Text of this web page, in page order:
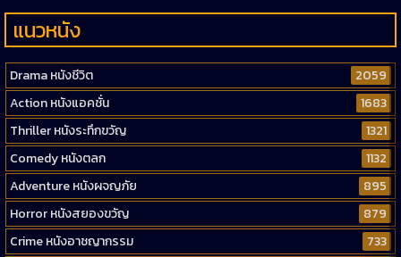
แนวหนัง
Drama หนังชีวิต
2059
Action หนังแอคชั่น
1683
Thriller หนังระทึกขวัญ
1321
Comedy หนังตลก
1132
Adventure หนังผจญภัย
895
Horror หนังสยองขวัญ
879
Crime หนังอาชญากรรม
733